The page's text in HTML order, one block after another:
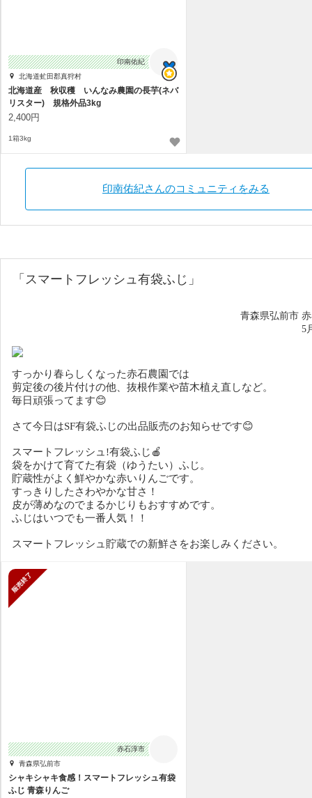
印南佑紀
北海道虻田郡真狩村
北海道産 秋収穫 いんなみ農園の長芋(ネバ
リスター) 規格外品3kg
2,400円
1箱3kg
印南佑紀さんのコミュニティをみる
「スマートフレッシュ有袋ふじ」
青森県弘前市
5
すっかり春らしくなった赤石農園では
剪定後の後片付けの他、抜根作業や苗木植え直しなど。
毎日頑張ってます😊
さて今日はSF有袋ふじの出品販売のお知らせです😊
スマートフレッシュ!有袋ふじ🍎
袋をかけて育てた有袋（ゆうたい）ふじ。
貯蔵性がよく鮮やかな赤いりんごです。
すっきりしたさわやかな甘さ！
皮が薄めなのでまるかじりもおすすめです。
ふじはいつでも一番人気！！
スマートフレッシュ貯蔵での新鮮さをお楽しみください。
赤石淳市
青森県弘前市
シャキシャキ食感！スマートフレッシュ有袋
ふじ 青森りんご